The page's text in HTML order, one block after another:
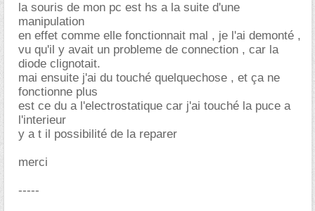
la souris de mon pc est hs a la suite d'une
manipulation
en effet comme elle fonctionnait mal , je l'ai demonté ,
vu qu'il y avait un probleme de connection , car la
diode clignotait.
mai ensuite j'ai du touché quelquechose , et ça ne
fonctionne plus
est ce du a l'electrostatique car j'ai touché la puce a
l'interieur
y a t il possibilité de la reparer
merci
-----